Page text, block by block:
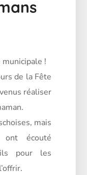
!
de la Fête
réaliser
mais
écouté
pour les